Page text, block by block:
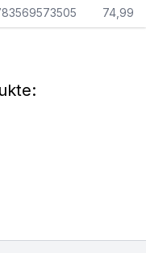
74,99